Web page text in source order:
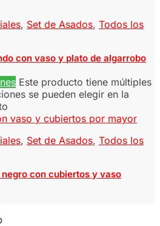
, Set de Asados, Todos los
con vaso y plato de algarrobo
Este producto tiene múltiples
se pueden elegir en la
, Set de Asados, Todos los
con cubiertos y vaso